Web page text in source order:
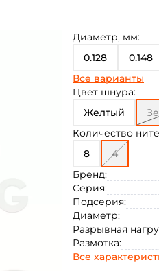
Диаметр, мм:
0.128
0.148
0.235 0.285
0.33
Все варианты
Цвет шнура:
Желтый
Количество
8
4
Бренд:
Серия:
Подсерия:
Диаметр:
Разрывная
Размотка:
Все